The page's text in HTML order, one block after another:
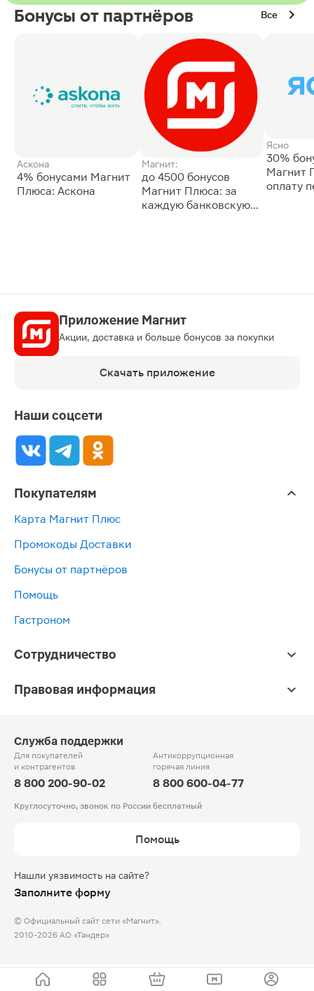
Бонусы от партнёров Все
Аскона
4% бонусами Магнит
Плюса: Аскона
Магнит:
до 4500 бонусов
Магнит Плюса: за
каждую банковскую
Ясно
30%
Магнит
оплату
Приложение Магнит
Акции, доставка и больше бонусов за покупки
Скачать приложение
Наши соцсети
Покупателям
Карта Магнит Плюс
Промокоды Доставки
Бонусы от партнёров
Помощь
Гастроном
Сотрудничество
Правовая информация
Служба поддержки
Для покупателей
и контрагентов
8 800 200-90-02
Антикоррупционная
горячая линия
8 800 600-04-77
Круглосуточно, звонок по России бесплатный
Помощь
Нашли уязвимость на сайте?
Заполните форму
© Официальный сайт сети «Магнит».
2010-2026 АО «Тандер»